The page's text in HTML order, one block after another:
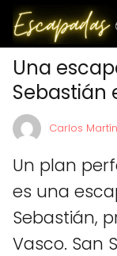
Una
Sebastián
Carlos
Un plan
es una
Sebastián,
Vasco. San